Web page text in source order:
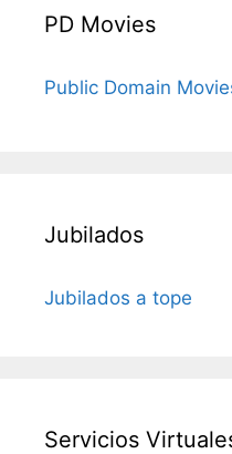
PD Movies
Public Domain
Jubilados
Jubilados a tope
Servicios